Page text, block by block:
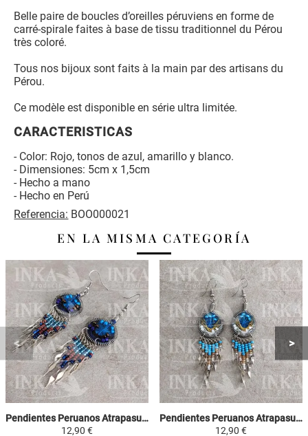
Belle paire de boucles d’oreilles péruviens en forme de
carré-spirale faites à base de tissu traditionnel du Pérou
très coloré.
Tous nos bijoux sont faits à la main par des artisans du
Pérou.
Ce modèle est disponible en série ultra limitée.
CARACTERISTICAS
- Color: Rojo, tonos de azul, amarillo y blanco.
- Dimensiones: 5cm x 1,5cm
- Hecho a mano
- Hecho en Perú
Referencia: BOO000021
EN LA MISMA CATEGORÍA
Pendientes Peruanos Atrapasueños - Celeste, Marron y Violeta
12,90 €
Pendientes Peruanos Atrapasueños - Celeste, Amarillo y Blanco
12,90 €